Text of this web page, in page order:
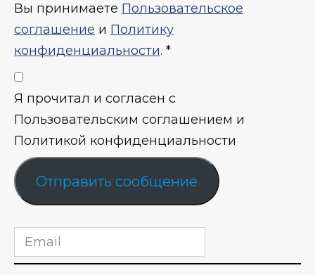
Вы принимаете Пользовательское
соглашение и Политику
конфиденциальности. *
Я прочитал и согласен с
Пользовательским соглашением и
Политикой конфиденциальности
Отправить сообщение